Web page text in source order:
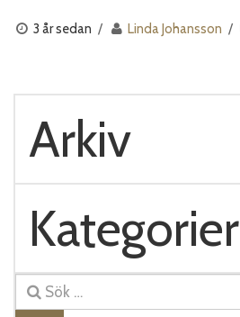
3 år sedan Linda Johansson
Arkiv
Kategorier
Sök